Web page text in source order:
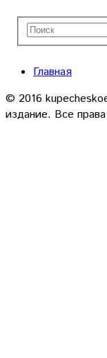
Главная
© 2016
издание. Все